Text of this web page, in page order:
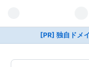
[PR] 独自ドメ